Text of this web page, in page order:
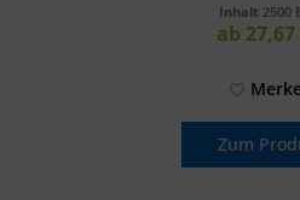
Inhalt 2500
ab
Zum